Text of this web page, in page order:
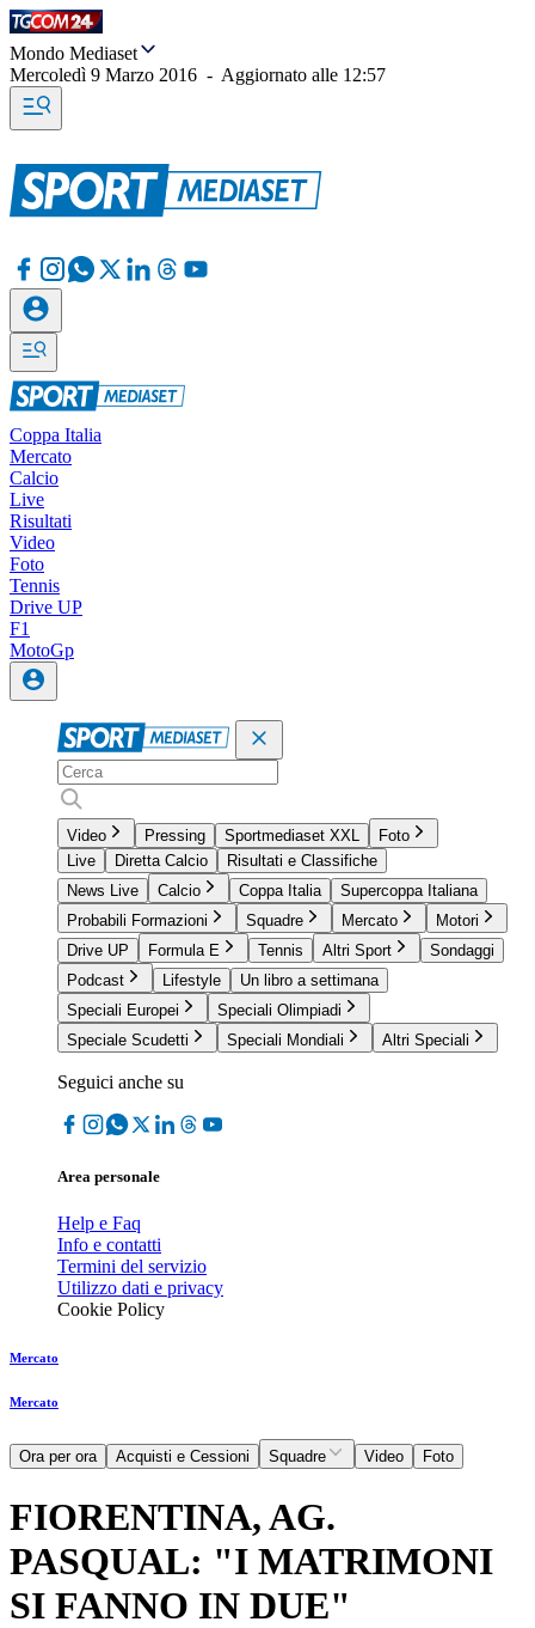
Mondo Mediaset
Mercoledì 9 Marzo 2016 - Aggiornato alle 12:57
Coppa Italia
Mercato
Calcio
Live
Risultati
Video
Foto
Tennis
Drive UP
F1
MotoGp
Video Pressing Sportmediaset XXL
Foto
Live
Diretta Calcio
Risultati e Classifiche
News Live
Calcio Coppa Italia
Supercoppa Italiana
Probabili Formazioni
Squadre Mercato
Motori
Drive UP
Formula E Tennis Altri Sport
Sondaggi
Podcast
Lifestyle
Un libro a settimana
Speciali Europei
Speciali Olimpiadi
Speciale Scudetti
Speciali Mondiali Altri Speciali
Seguici anche su
Area personale
Help e Faq
Info e contatti
Termini del servizio
Utilizzo dati e privacy
Cookie Policy
Mercato
Mercato
Ora per ora Acquisti e Cessioni Squadre Video Foto
FIORENTINA, AG.
PASQUAL: "I MATRIMONI
SI FANNO IN DUE"